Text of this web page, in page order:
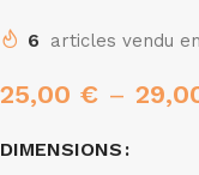
6 articles vendu
25,00 € –
DIMENSIONS